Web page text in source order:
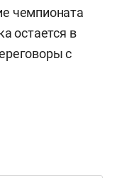
чемпионата
остается в
с